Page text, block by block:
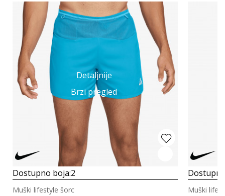
Detaljnije
Brzi pregled
Dostupno boja:2
Muški lifestyle šorc Muški